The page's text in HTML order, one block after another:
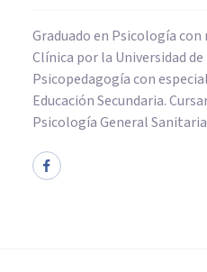
Graduado en Psicología
Clínica por la Universidad
Psicopedagogía con
Educación Secundaria.
Psicología General